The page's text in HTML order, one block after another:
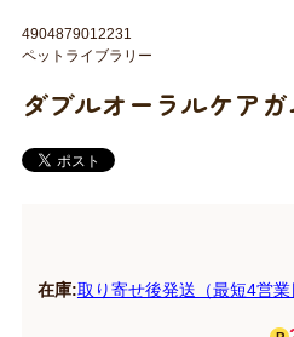
ダブルオーラルケアガ
在庫:取り寄せ後発送（最短4営業
4904879012231
ペットライブラリー